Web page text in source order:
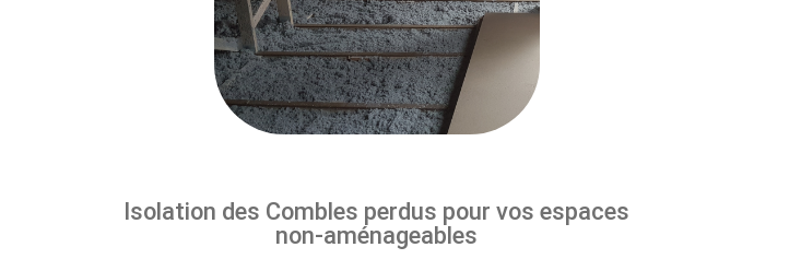
Isolation des Combles perdus pour vos espaces
non-aménageables